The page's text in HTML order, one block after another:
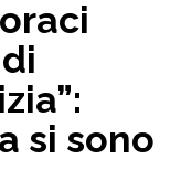
si sono